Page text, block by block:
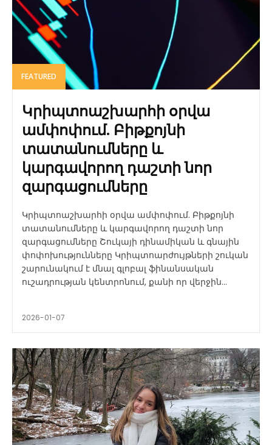
FEATURED
Կրիպտոաշխարհի օրվա
ամփոփում. Բիթքոյնի
տատանումները և
կարգավորող դաշտի նոր
զարգացումները
Կրիպտոաշխարհի օրվա ամփոփում. Բիթքոյնի
տատանումները և կարգավորող դաշտի նոր
զարգացումները Շուկայի դինամիկան և գնային
փոփոխությունները Կրիպտոարժույթների շուկան
շարունակում է մնալ գլոբալ ֆինանսական
ուշադրության կենտրոնում, քանի որ վերջին...
2026-01-07